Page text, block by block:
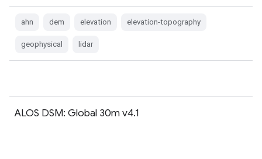
ahn dem elevation elevation-topography
geophysical lidar
ALOS DSM: Global 30m v4.1